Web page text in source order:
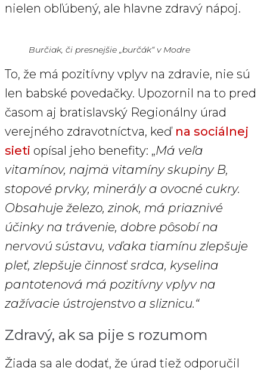
nielen obľúbený, ale hlavne zdravý nápoj.
Burčiak, či presnejšie „burčák“ v Modre
To, že má pozitívny vplyv na zdravie, nie sú
len babské povedačky. Upozornil na to pred
časom aj bratislavský Regionálny úrad
verejného zdravotníctva, keď na sociálnej
sieti opísal jeho benefity: „Má veľa
vitamínov, najmä vitamíny skupiny B,
stopové prvky, minerály a ovocné cukry.
Obsahuje železo, zinok, má priaznivé
účinky na trávenie, dobre pôsobí na
nervovú sústavu, vďaka tiamínu zlepšuje
pleť, zlepšuje činnosť srdca, kyselina
pantotenová má pozitívny vplyv na
zažívacie ústrojenstvo a sliznicu.“
Zdravý, ak sa pije s rozumom
Žiada sa ale dodať, že úrad tiež odporučil